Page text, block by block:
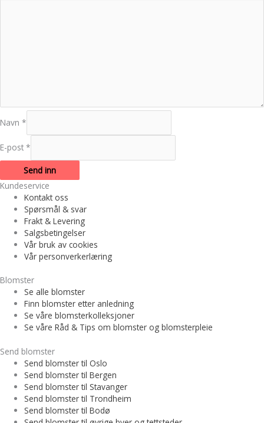
Navn *
E-post *
Kundeservice
Kontakt oss
Spørsmål & svar
Frakt & Levering
Salgsbetingelser
Vår bruk av cookies
Vår personverkerlæring
Blomster
Se alle blomster
Finn blomster etter anledning
Se våre blomsterkolleksjoner
Se våre Råd & Tips om blomster og blomsterpleie
Send blomster
Send blomster til Oslo
Send blomster til Bergen
Send blomster til Stavanger
Send blomster til Trondheim
Send blomster til Bodø